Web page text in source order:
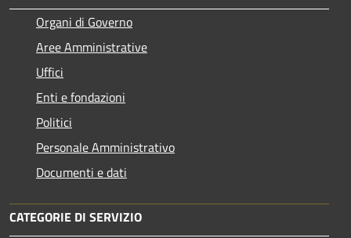
Organi di Governo
Aree Amministrative
Uffici
Enti e fondazioni
Politici
Personale Amministrativo
Documenti e dati
CATEGORIE DI SERVIZIO